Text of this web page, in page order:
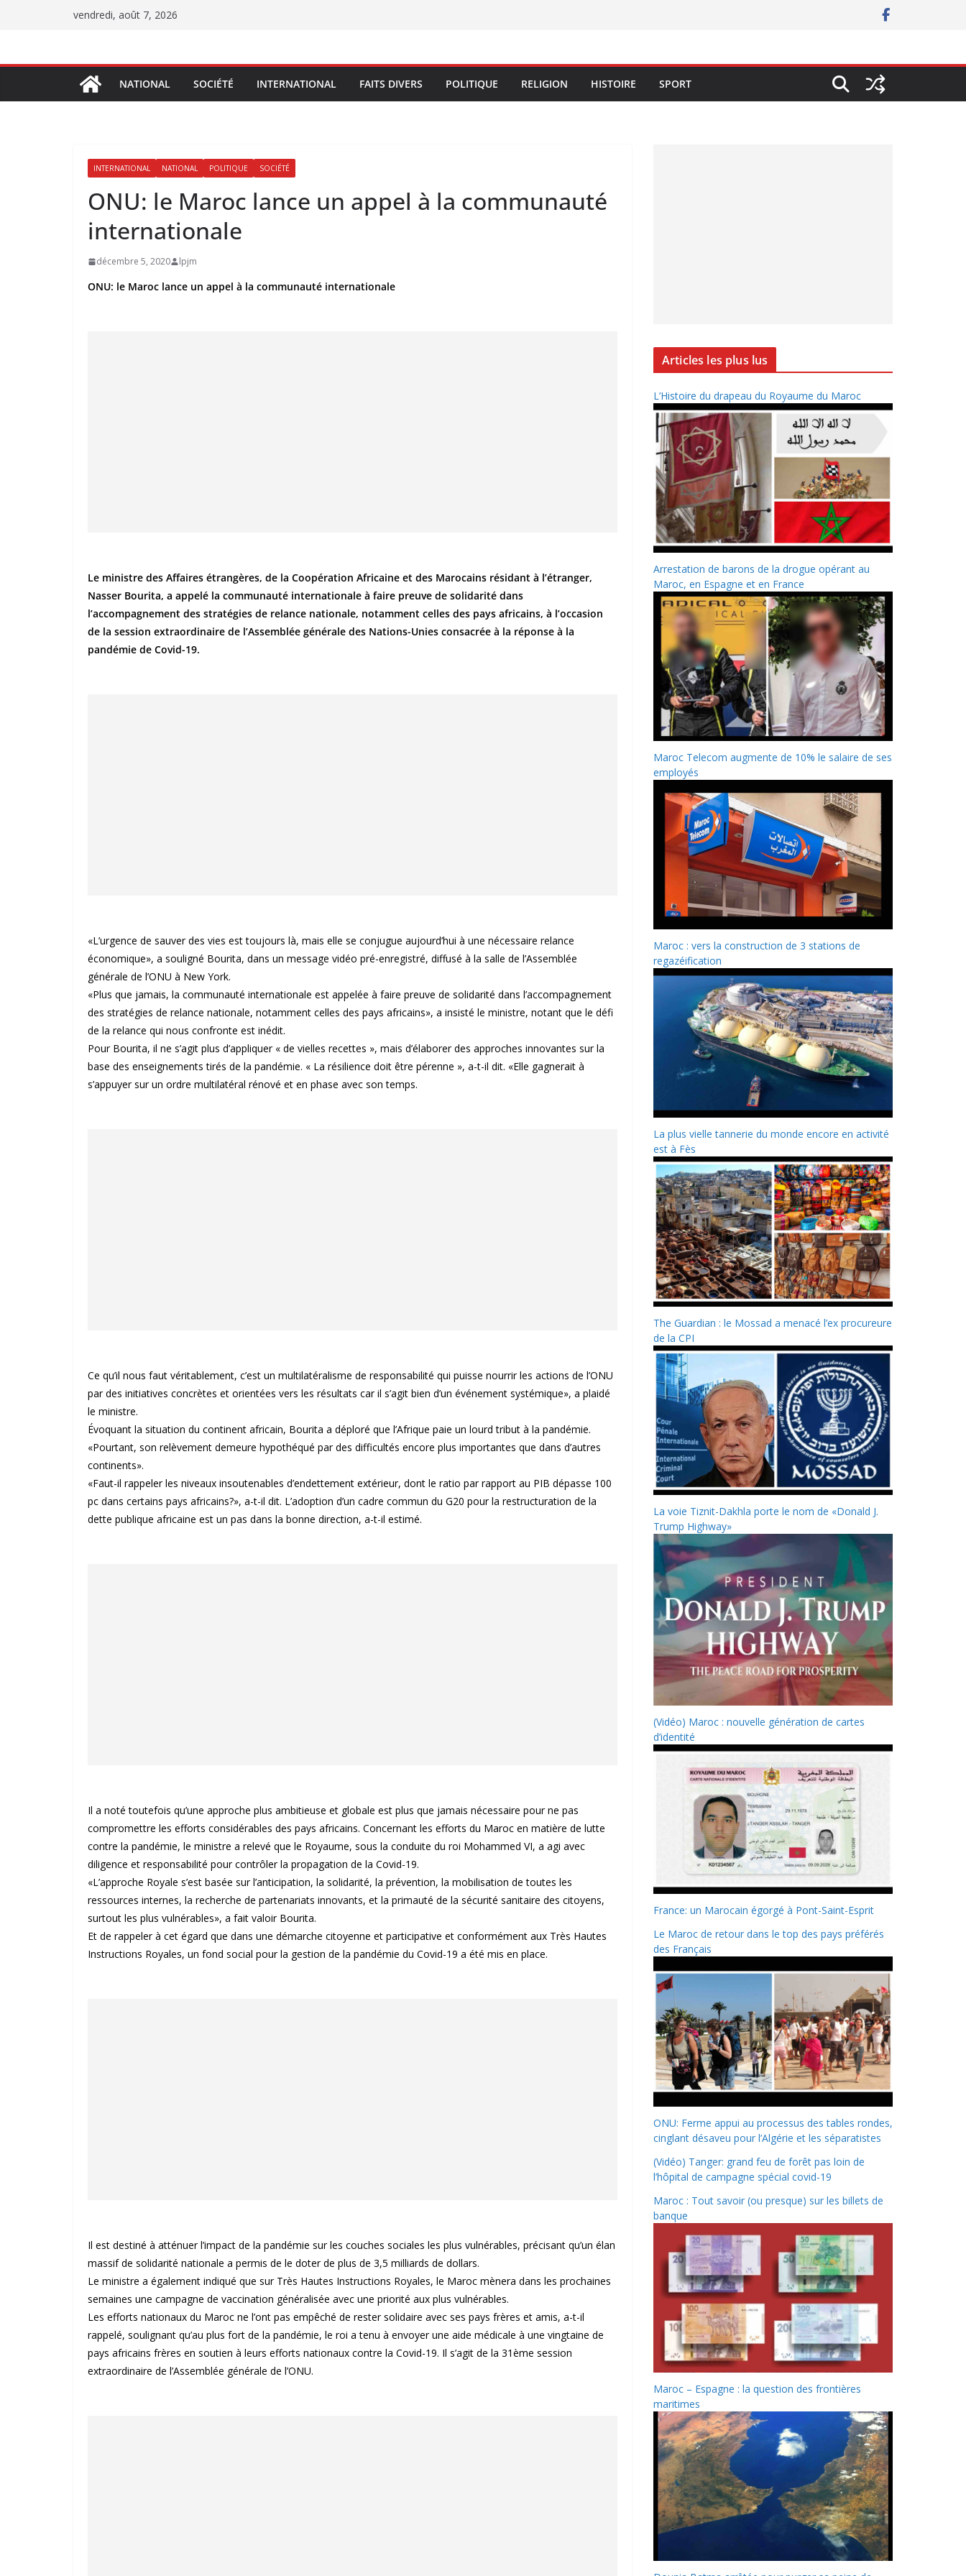
vendredi, août 7, 2026
NATIONAL SOCIÉTÉ INTERNATIONAL FAITS DIVERS POLITIQUE RELIGION HISTOIRE SPORT
INTERNATIONAL NATIONAL POLITIQUE SOCIÉTÉ
ONU: le Maroc lance un appel à la communauté
internationale
décembre 5, 2020 lpjm
ONU: le Maroc lance un appel à la communauté internationale
Le ministre des Affaires étrangères, de la Coopération Africaine et des Marocains résidant à l’étranger,
Nasser Bourita, a appelé la communauté internationale à faire preuve de solidarité dans
l’accompagnement des stratégies de relance nationale, notamment celles des pays africains, à l’occasion
de la session extraordinaire de l’Assemblée générale des Nations-Unies consacrée à la réponse à la
pandémie de Covid-19.
«L’urgence de sauver des vies est toujours là, mais elle se conjugue aujourd’hui à une nécessaire relance
économique», a souligné Bourita, dans un message vidéo pré-enregistré, diffusé à la salle de l’Assemblée
générale de l’ONU à New York.
«Plus que jamais, la communauté internationale est appelée à faire preuve de solidarité dans l’accompagnement
des stratégies de relance nationale, notamment celles des pays africains», a insisté le ministre, notant que le défi
de la relance qui nous confronte est inédit.
Pour Bourita, il ne s’agit plus d’appliquer « de vielles recettes », mais d’élaborer des approches innovantes sur la
base des enseignements tirés de la pandémie. « La résilience doit être pérenne », a-t-il dit. «Elle gagnerait à
s’appuyer sur un ordre multilatéral rénové et en phase avec son temps.
Ce qu’il nous faut véritablement, c’est un multilatéralisme de responsabilité qui puisse nourrir les actions de l’ONU
par des initiatives concrètes et orientées vers les résultats car il s’agit bien d’un événement systémique», a plaidé
le ministre.
Évoquant la situation du continent africain, Bourita a déploré que l’Afrique paie un lourd tribut à la pandémie.
«Pourtant, son relèvement demeure hypothéqué par des difficultés encore plus importantes que dans d’autres
continents».
«Faut-il rappeler les niveaux insoutenables d’endettement extérieur, dont le ratio par rapport au PIB dépasse 100
pc dans certains pays africains?», a-t-il dit. L’adoption d’un cadre commun du G20 pour la restructuration de la
dette publique africaine est un pas dans la bonne direction, a-t-il estimé.
Il a noté toutefois qu’une approche plus ambitieuse et globale est plus que jamais nécessaire pour ne pas
compromettre les efforts considérables des pays africains. Concernant les efforts du Maroc en matière de lutte
contre la pandémie, le ministre a relevé que le Royaume, sous la conduite du roi Mohammed VI, a agi avec
diligence et responsabilité pour contrôler la propagation de la Covid-19.
«L’approche Royale s’est basée sur l’anticipation, la solidarité, la prévention, la mobilisation de toutes les
ressources internes, la recherche de partenariats innovants, et la primauté de la sécurité sanitaire des citoyens,
surtout les plus vulnérables», a fait valoir Bourita.
Et de rappeler à cet égard que dans une démarche citoyenne et participative et conformément aux Très Hautes
Instructions Royales, un fond social pour la gestion de la pandémie du Covid-19 a été mis en place.
Il est destiné à atténuer l’impact de la pandémie sur les couches sociales les plus vulnérables, précisant qu’un élan
massif de solidarité nationale a permis de le doter de plus de 3,5 milliards de dollars.
Le ministre a également indiqué que sur Très Hautes Instructions Royales, le Maroc mènera dans les prochaines
semaines une campagne de vaccination généralisée avec une priorité aux plus vulnérables.
Les efforts nationaux du Maroc ne l’ont pas empêché de rester solidaire avec ses pays frères et amis, a-t-il
rappelé, soulignant qu’au plus fort de la pandémie, le roi a tenu à envoyer une aide médicale à une vingtaine de
pays africains frères en soutien à leurs efforts nationaux contre la Covid-19. Il s’agit de la 31ème session
extraordinaire de l’Assemblée générale de l’ONU.
Articles les plus lus
L’Histoire du drapeau du Royaume du Maroc
Arrestation de barons de la drogue opérant au
Maroc, en Espagne et en France
Maroc Telecom augmente de 10% le salaire de ses
employés
Maroc : vers la construction de 3 stations de
regazéification
La plus vielle tannerie du monde encore en activité
est à Fès
The Guardian : le Mossad a menacé l’ex procureure
de la CPI
La voie Tiznit-Dakhla porte le nom de «Donald J.
Trump Highway»
(Vidéo) Maroc : nouvelle génération de cartes
d’identité
France: un Marocain égorgé à Pont-Saint-Esprit
Le Maroc de retour dans le top des pays préférés
des Français
ONU: Ferme appui au processus des tables rondes,
cinglant désaveu pour l’Algérie et les séparatistes
(Vidéo) Tanger: grand feu de forêt pas loin de
l’hôpital de campagne spécial covid-19
Maroc : Tout savoir (ou presque) sur les billets de
banque
Maroc – Espagne : la question des frontières
maritimes